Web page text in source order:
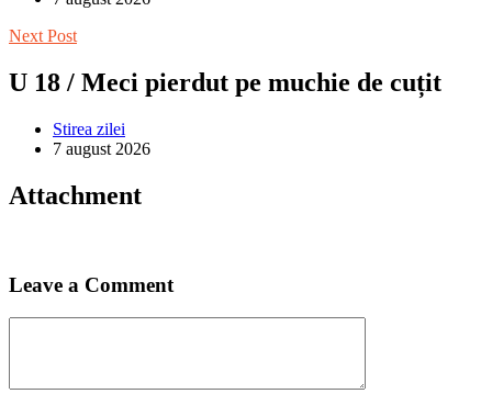
Next Post
U 18 / Meci pierdut pe muchie de cuțit
Stirea zilei
7 august 2026
Attachment
Leave a Comment